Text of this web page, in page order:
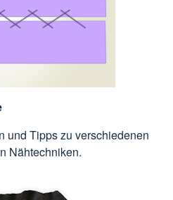
und Tipps zu verschiedenen
Nähtechniken.